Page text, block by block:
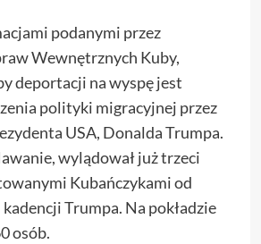
podanymi przez
Wewnętrznych Kuby,
deportacji na wyspę jest
polityki migracyjnej przez
USA, Donalda Trumpa.
wylądował już trzeci
Kubańczykami od
Trumpa. Na pokładzie
osób.